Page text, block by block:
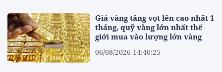
Giá vàng tăng vọt lên cao nhất 1
tháng, quỹ vàng lớn nhất thế
giới mua vào lượng lớn vàng
06/08/2026 14:40:25